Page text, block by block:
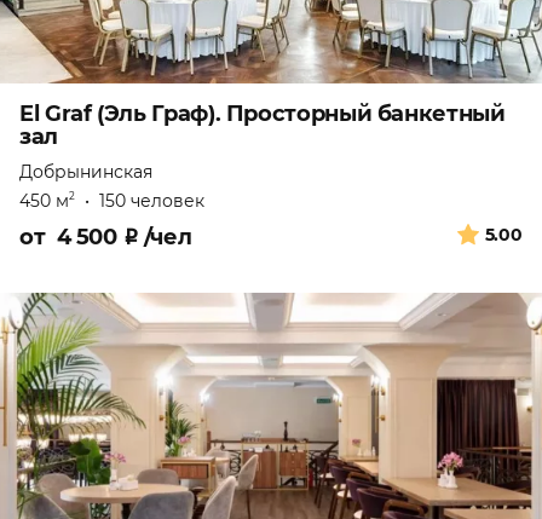
El Graf (Эль Граф). Просторный банкетный
зал
Добрынинская
450 м2 • 150 человек
5.00
от 4 500 ₽ /чел